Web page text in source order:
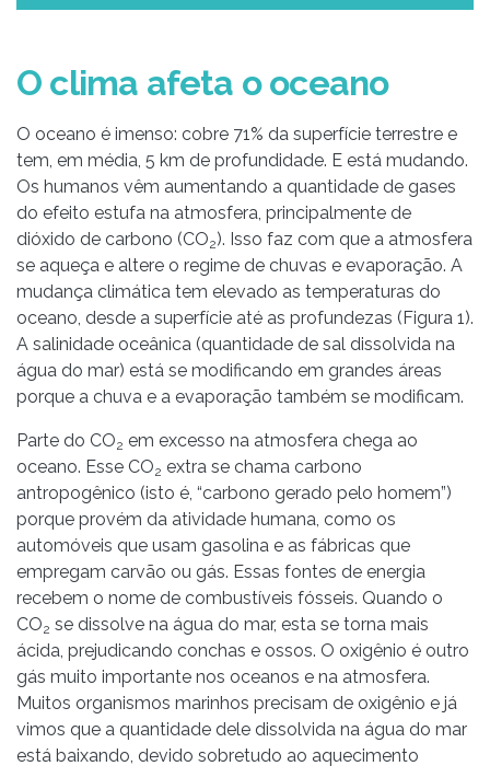
O clima afeta o oceano
O oceano é imenso: cobre 71% da superfície terrestre e
tem, em média, 5 km de profundidade. E está mudando.
Os humanos vêm aumentando a quantidade de gases
do efeito estufa na atmosfera, principalmente de
dióxido de carbono (CO2). Isso faz com que a atmosfera
se aqueça e altere o regime de chuvas e evaporação. A
mudança climática tem elevado as temperaturas do
oceano, desde a superfície até as profundezas (Figura 1).
A salinidade oceânica (quantidade de sal dissolvida na
água do mar) está se modificando em grandes áreas
porque a chuva e a evaporação também se modificam.
Parte do CO2 em excesso na atmosfera chega ao
oceano. Esse CO2 extra se chama carbono
antropogênico (isto é, “carbono gerado pelo homem”)
porque provém da atividade humana, como os
automóveis que usam gasolina e as fábricas que
empregam carvão ou gás. Essas fontes de energia
recebem o nome de combustíveis fósseis. Quando o
CO2 se dissolve na água do mar, esta se torna mais
ácida, prejudicando conchas e ossos. O oxigênio é outro
gás muito importante nos oceanos e na atmosfera.
Muitos organismos marinhos precisam de oxigênio e já
vimos que a quantidade dele dissolvida na água do mar
está baixando, devido sobretudo ao aquecimento